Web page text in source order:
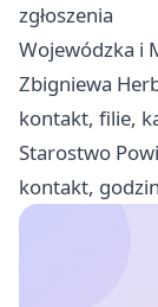
zgłoszenia
Wojewódzka i
Zbigniewa
kontakt, filie,
Starostwo
kontakt,